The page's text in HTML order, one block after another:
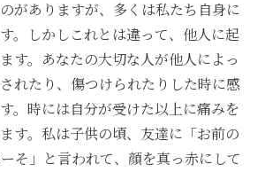
がありますが、多くは私たち自身に
。しかしこれとは違って、他人に起
す。あなたの大切な人が他人によっ
れたり、傷つけられたりした時に感
。時には自分が受けた以上に痛みを
す。私は子供の頃、友達に「お前の
そ」と言われて、顔を真っ赤にして